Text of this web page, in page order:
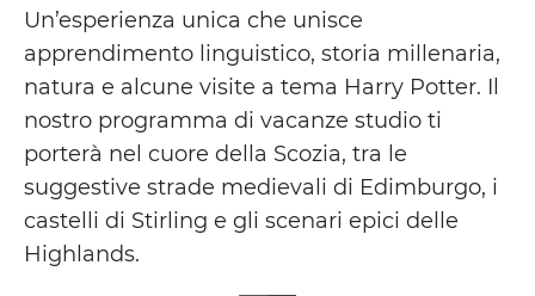
Un’esperienza unica che unisce
apprendimento linguistico, storia millenaria,
natura e alcune visite a tema Harry Potter. Il
nostro programma di vacanze studio ti
porterà nel cuore della Scozia, tra le
suggestive strade medievali di Edimburgo, i
castelli di Stirling e gli scenari epici delle
Highlands.